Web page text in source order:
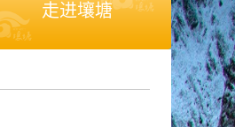
走进壤塘